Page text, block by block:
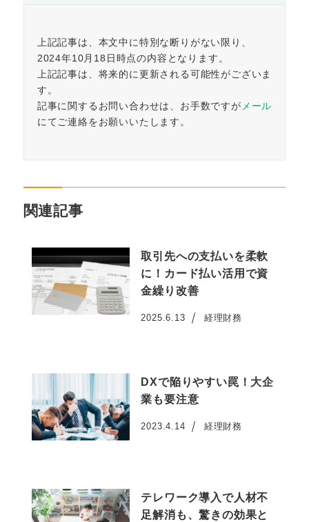
上記記事は、本文中に特別な断りがない限り、
2024年10月18日時点の内容となります。
上記記事は、将来的に更新される可能性がございま
す。
記事に関するお問い合わせは、お手数ですが メール
にてご連絡をお願いいたします。
関連記事
取引先への支払いを柔軟
に！カード払い活用で資
金繰り改善
投稿日
2025.6.13 経理財務
DXで陥りやすい罠！大企
業も要注意
投稿日
2023.4.14 経理財務
テレワーク導入で人材不
足解消も、驚きの効果と